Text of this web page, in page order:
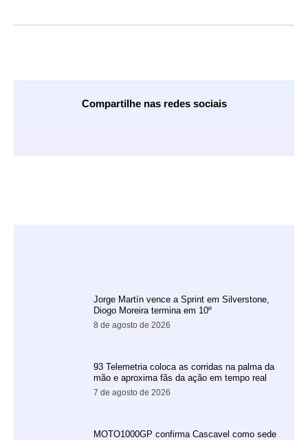
Compartilhe nas redes sociais
Jorge Martín vence a Sprint em Silverstone,
Diogo Moreira termina em 10º
8 de agosto de 2026
93 Telemetria coloca as corridas na palma da
mão e aproxima fãs da ação em tempo real
7 de agosto de 2026
MOTO1000GP confirma Cascavel como sede